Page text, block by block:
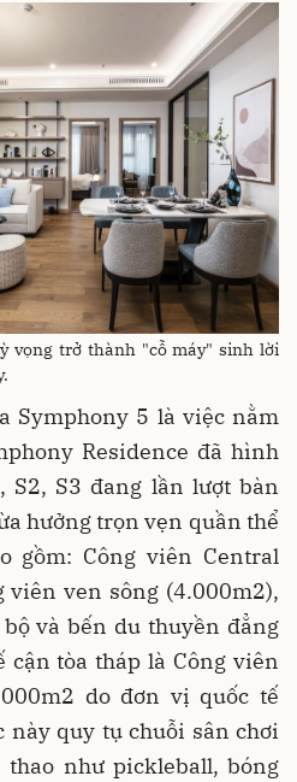
vọng trở thành "cỗ máy" sinh lời
Symphony 5 là việc nằm
Residence đã hình
S2, S3 đang lần lượt bàn
hưởng trọn vẹn quần thể
gồm: Công viên Central
viên ven sông (4.000m2),
và bến du thuyền đẳng
cận tòa tháp là Công viên
do đơn vị quốc tế
này quy tụ chuỗi sân chơi
thao như pickleball, bóng